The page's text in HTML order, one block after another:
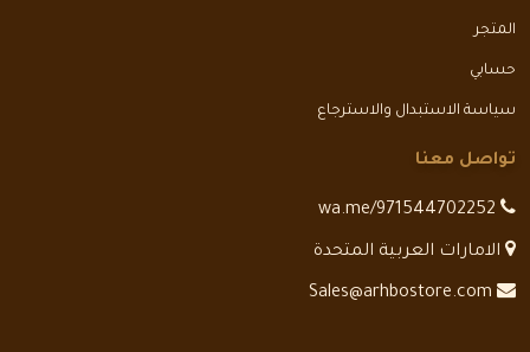
المتجر
حسابي
سياسة الاستبدال والاسترجاع
تواصل معنا
الامارات العربية المتحدة